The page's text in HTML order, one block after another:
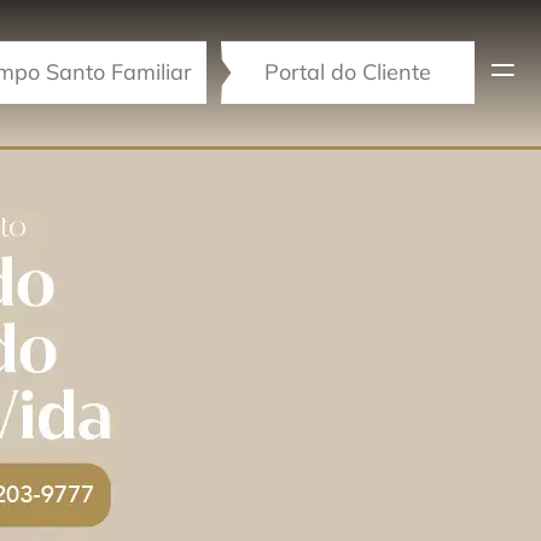
Santo Familiar Portal do Cliente